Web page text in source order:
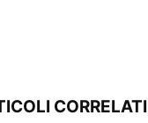
CORRELATI